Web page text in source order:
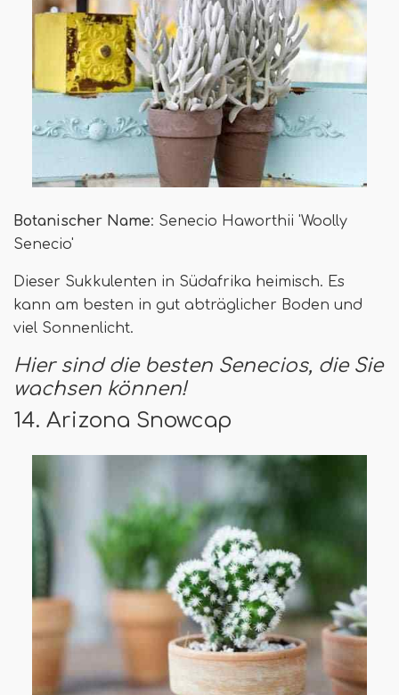
Botanischer Name: Senecio Haworthii 'Woolly
Senecio'
Dieser Sukkulenten in Südafrika heimisch. Es
kann am besten in gut abträglicher Boden und
viel Sonnenlicht.
Hier sind die besten Senecios, die Sie
wachsen können!
14. Arizona Snowcap